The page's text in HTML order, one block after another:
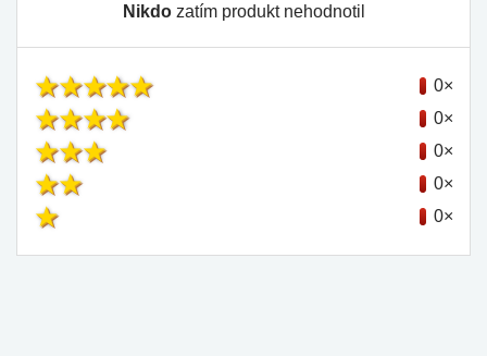
Nikdozatím produkt nehodnotil
0×
0×
0×
0×
0×